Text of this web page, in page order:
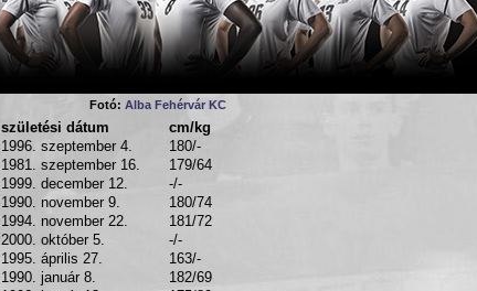
Fotó: Alba Fehérvár KC
születési dátum cm/kg
1996. szeptember 4. 180/-
1981. szeptember 16. 179/64
1999. december 12. -/-
1990. november 9. 180/74
1994. november 22. 181/72
2000. október 5. -/-
1995. április 27. 163/-
1990. január 8. 182/69